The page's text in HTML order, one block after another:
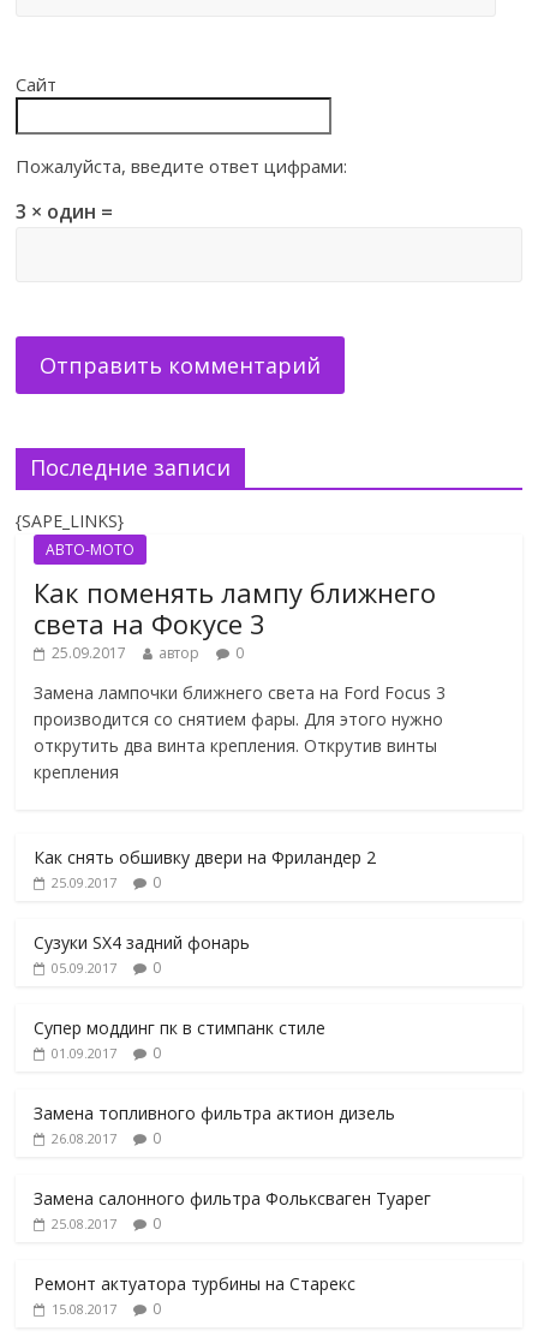
Сайт
Пожалуйста, введите ответ цифрами:
3 × один =
Последние записи
{SAPE_LINKS}
АВТО-МОТО
Как поменять лампу ближнего
света на Фокусе 3
25.09.2017 автор 0
Замена лампочки ближнего света на Ford Focus 3
производится со снятием фары. Для этого нужно
открутить два винта крепления. Открутив винты
крепления
Как снять обшивку двери на Фриландер 2
25.09.2017 0
Сузуки SX4 задний фонарь
05.09.2017 0
Супер моддинг пк в стимпанк стиле
01.09.2017 0
Замена топливного фильтра актион дизель
26.08.2017 0
Замена салонного фильтра Фольксваген Туарег
25.08.2017 0
Ремонт актуатора турбины на Старекс
15.08.2017 0